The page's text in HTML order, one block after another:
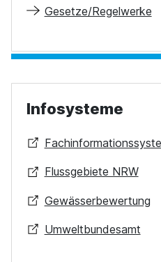
Gesetze/Regelwerke
Infosysteme
Flussgebiete NRW
Gewässerbewertung
Umweltbundesamt